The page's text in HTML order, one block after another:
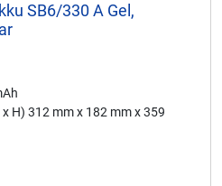
SB6/330 A Gel,
x H) 312 mm x 182 mm x 359